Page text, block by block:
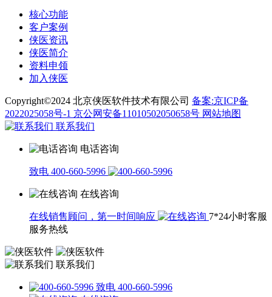
核心功能
客户案例
侠医资讯
侠医简介
资料申领
加入侠医
Copyright©2024 北京侠医软件技术有限公司 备案:京ICP备
2022025058号-1 京公网安备11010502050658号 网站地图
联系我们
电话咨询
致电 400-660-5996
在线咨询
在线销售顾问，第一时间响应
7*24小时客服
服务热线
联系我们
致电 400-660-5996